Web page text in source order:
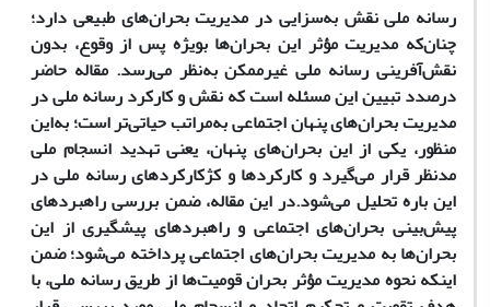
رسانه ملی نقش به‌سزایی در مدیریت بحران‌های طبیعی دارد؛
چنان‌که مدیریت مؤثر این بحران‌ها بویژه پس از وقوع، بدون
نقش‌آفرینی رسانه ملی غیرممکن به‌نظر می‌رسد. مقاله حاضر
درصدد تبیین این مسئله است که نقش و کارکرد رسانه ملی در
مدیریت بحران‌های پنهان اجتماعی به‌مراتب حیاتی‌تر است؛ به‌این
منظور، یکی از این بحران‌های پنهان، یعنی تهدید انسجام ملی
مد‌نظر قرار می‌گیرد و کارکردها و کژکارکردهای رسانه ملی در
این باره تحلیل می‌شود.در این مقاله، ضمن بررسی راهبرد‌های
پیش‌بینی بحران‌های اجتماعی و راهبرد‌های پیشگیری از این
بحران‌ها به مدیریت بحران‌های اجتماعی پرداخته می‌شود؛ ضمن
اینکه نحوه مدیریت مؤثر بحران قومیت‌ها از طریق رسانه ملی، با